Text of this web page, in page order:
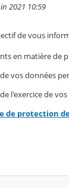
2021 10:59
de vous
en matière de
vos données
l'exercice de
de protection